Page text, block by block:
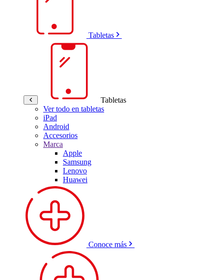
Tabletas
Tabletas
Ver todo en tabletas
iPad
Android
Accesorios
Marca
Apple
Samsung
Lenovo
Huawei
Conoce más